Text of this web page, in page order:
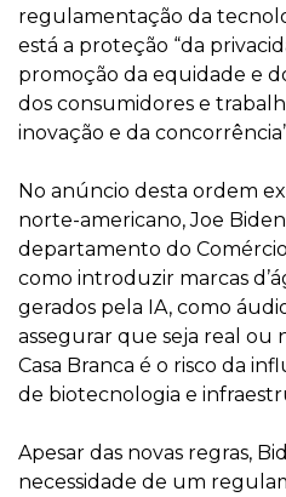
regulamentação da
está a proteção “da
promoção da equidade e
dos consumidores e
inovação e da
No anúncio desta ordem
norte-americano, Joe
departamento do
como introduzir marcas
gerados pela IA, como
assegurar que seja real ou
Casa Branca é o risco da
de biotecnologia e
Apesar das novas regras,
necessidade de um